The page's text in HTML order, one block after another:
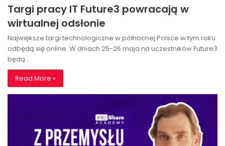
Targi pracy IT Future3 powracają w
wirtualnej odsłonie
Największe targi technologiczne w północnej Polsce w tym roku
odbędą się online. W dniach 25-26 maja na uczestników Future3
będą…
Read More »